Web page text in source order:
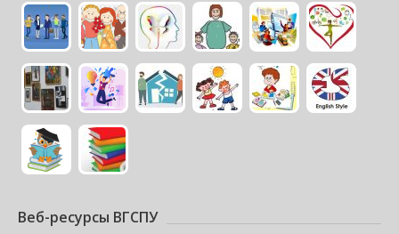
Веб-ресурсы ВГСПУ